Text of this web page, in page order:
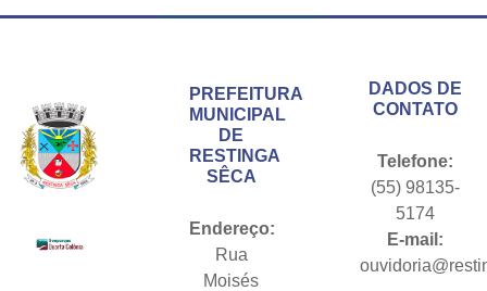
PREFEITURA
MUNICIPAL
DE
RESTINGA
SÊCA
Endereço:
Rua
Moisés
DADOS DE
CONTATO
Telefone:
(55) 98135-
5174
E-mail: